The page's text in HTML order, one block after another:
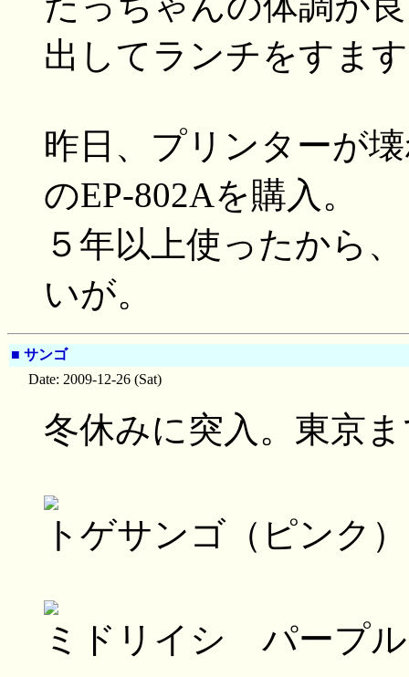
出してランチをすま
昨日、プリンターが
のEP-802Aを購入。
５年以上使ったから
いが。
■ サンゴ
Date: 2009-12-26 (Sat)
冬休みに突入。東京
トゲサンゴ（ピンク）
ミドリイシ パープ